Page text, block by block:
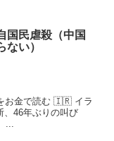
国民虐殺（中国
ない）
お金で読む 🇮🇷 イラ
、46年ぶりの叫び
...